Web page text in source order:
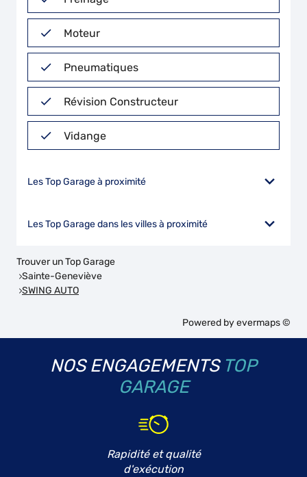
Moteur
Pneumatiques
Révision Constructeur
Vidange
Les Top Garage à proximité
Les Top Garage dans les villes à proximité
Trouver un Top Garage
Sainte-Geneviève
SWING AUTO
Powered byevermaps ©
NOS ENGAGEMENTS TOP
GARAGE
Rapidité et qualité
d'exécution